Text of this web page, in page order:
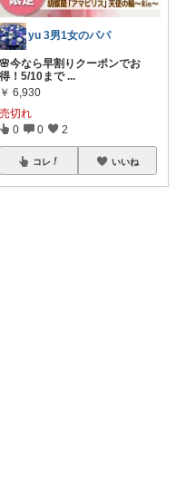
yu 3男1女のパパ
🌸今なら早割りクーポンでお
得！5/10まで ...
￥ 6,930
売切れ
0 0 2
コレ いいね